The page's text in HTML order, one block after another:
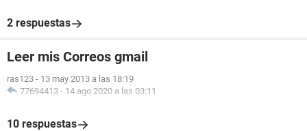
2 respuestas
Leer mis Correos gmail
ras123 - 13 may 2013 a las 18:19
77694413 - 14 ago 2020 a las 03:11
10 respuestas